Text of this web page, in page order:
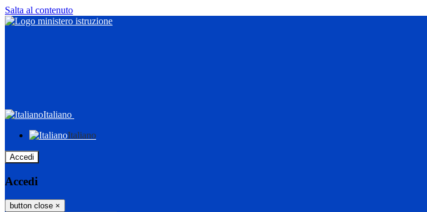
Salta al contenuto
Italiano
Italiano
Accedi
Accedi
button close ×